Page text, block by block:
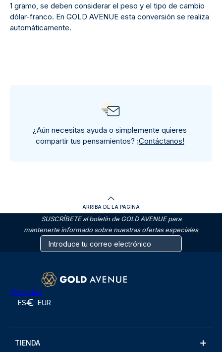
1 gramo, se deben considerar el peso y el tipo de cambio
dólar-franco. En GOLD AVENUE esta conversión se realiza
automáticamente.
¿Aún necesitas ayuda o simplemente quieres
compartir tus pensamientos? ¡Contáctanos!
ARRIBA DE LA PÁGINA
SUSCRÍBETE al boletín de GOLD AVENUE para
mantenerte informado sobre nuestras ofertas especiales
Trustpilot
ES EUR
TIENDA